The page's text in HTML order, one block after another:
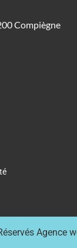
Compiègne
Agence